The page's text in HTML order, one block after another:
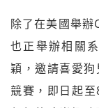
除了在美國舉辦
也正舉辦相關
穎，邀請喜愛
競賽，即日起